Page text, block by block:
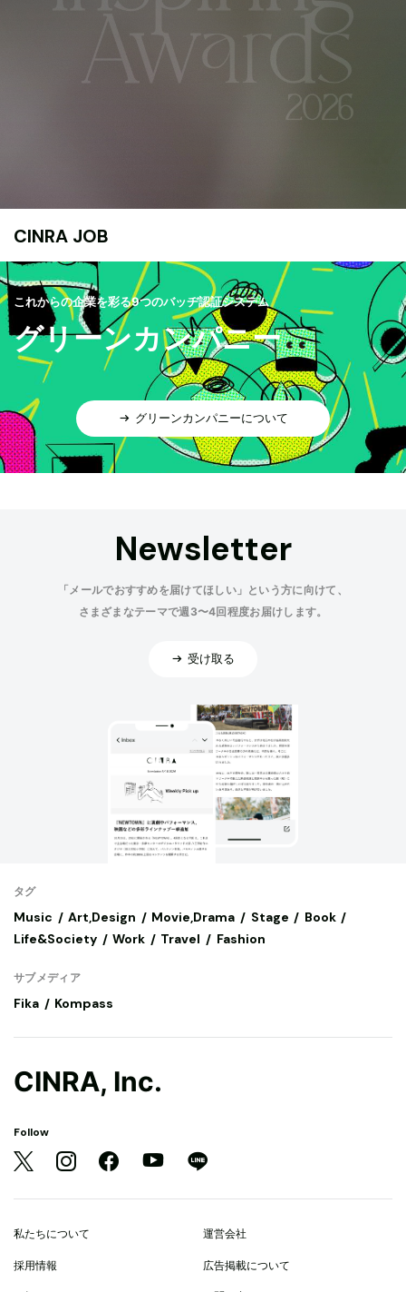
CINRA JOB
これからの企業を彩る9つのバッヂ認証システム
グリーンカンパニー
グリーンカンパニーについて
Newsletter
「メールでおすすめを届けてほしい」という方に向けて、
さまざまなテーマで週3〜4回程度お届けします。
受け取る
タグ
Music Art,Design Movie,Drama Stage
Book
Life&Society
Work Travel Fashion
サブメディア
Fika Kompass
CINRA, Inc.
Follow
私たちについて 運営会社
採用情報 広告掲載について